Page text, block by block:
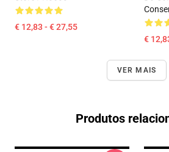
€ 12,83 - € 27,55
€
VER MAIS
Produtos